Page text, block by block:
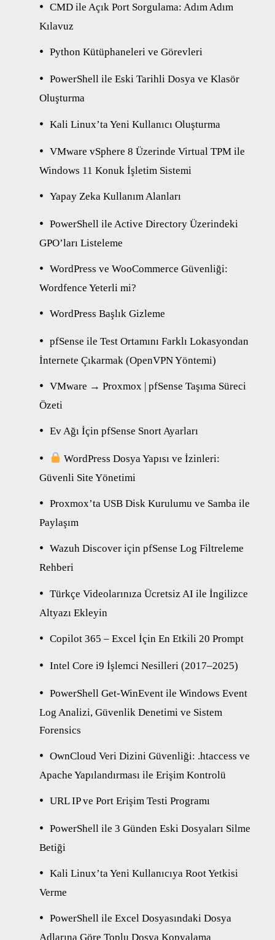
CMD ile Açık Port Sorgulama: Adım Adım
Kılavuz
Python Kütüphaneleri ve Görevleri
PowerShell ile Eski Tarihli Dosya ve Klasör
Oluşturma
Kali Linux’ta Yeni Kullanıcı Oluşturma
VMware vSphere 8 Üzerinde Virtual TPM ile
Windows 11 Konuk İşletim Sistemi
Yapay Zeka Kullanım Alanları
PowerShell ile Active Directory Üzerindeki
GPO’ları Listeleme
WordPress ve WooCommerce Güvenliği:
Wordfence Yeterli mi?
WordPress Başlık Gizleme
pfSense ile Test Ortamını Farklı Lokasyondan
İnternete Çıkarmak (OpenVPN Yöntemi)
VMware → Proxmox | pfSense Taşıma Süreci
Özeti
Ev Ağı İçin pfSense Snort Ayarları
WordPress Dosya Yapısı ve İzinleri:
Güvenli Site Yönetimi
Proxmox’ta USB Disk Kurulumu ve Samba ile
Paylaşım
Wazuh Discover için pfSense Log Filtreleme
Rehberi
Türkçe Videolarınıza Ücretsiz AI ile İngilizce
Altyazı Ekleyin
Copilot 365 – Excel İçin En Etkili 20 Prompt
Intel Core i9 İşlemci Nesilleri (2017–2025)
PowerShell Get-WinEvent ile Windows Event
Log Analizi, Güvenlik Denetimi ve Sistem
Forensics
OwnCloud Veri Dizini Güvenliği: .htaccess ve
Apache Yapılandırması ile Erişim Kontrolü
URL IP ve Port Erişim Testi Programı
PowerShell ile 3 Günden Eski Dosyaları Silme
Betiği
Kali Linux’ta Yeni Kullanıcıya Root Yetkisi
Verme
PowerShell ile Excel Dosyasındaki Dosya
Adlarına Göre Toplu Dosya Kopyalama